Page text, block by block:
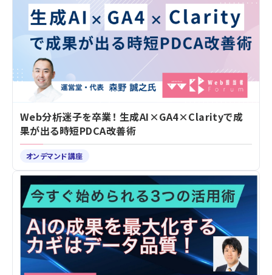
Web分析迷子を卒業！ 生成AI×GA4×Clarityで成
果が出る時短PDCA改善術
オンデマンド講座